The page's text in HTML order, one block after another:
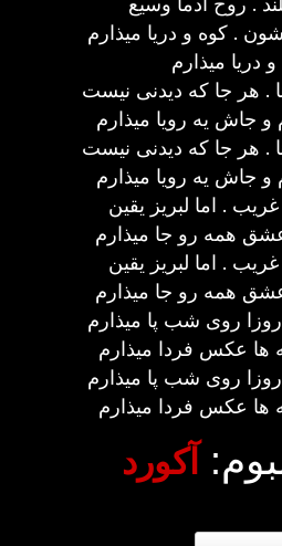
. کوه و دریا میذارم
. هر جا که دیدنی نیست
و جاش یه رویا میذارم
. هر جا که دیدنی نیست
و جاش یه رویا میذارم
. اما لبریز یقین
همه رو جا میذارم
. اما لبریز یقین
همه رو جا میذارم
روی شب پا میذارم
ها عکس فردا میذارم
روی شب پا میذارم
ها عکس فردا میذارم
آکورد